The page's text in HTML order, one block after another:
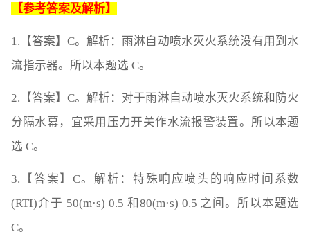
【参考答案及解析】
1.【答案】C。解析：雨淋自动喷水灭火系统没有用到水
流指示器。所以本题选 C。
2.【答案】C。解析：对于雨淋自动喷水灭火系统和防火
分隔水幕，宜采用压力开关作水流报警装置。所以本题
选 C。
3.【答案】C。解析：特殊响应喷头的响应时间系数
(RTI)介于 50(m·s) 0.5 和80(m·s) 0.5 之间。所以本题选
C。